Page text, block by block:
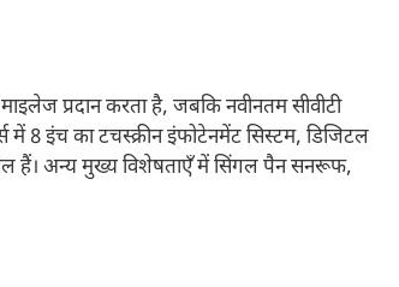
प्रदान करता है, जबकि नवीनतम सीवीटी
में 8 इंच का टचस्क्रीन इंफोटेनमेंट सिस्टम, डिजिटल
हैं। अन्य मुख्य विशेषताएँ में सिंगल पैन सनरूफ,